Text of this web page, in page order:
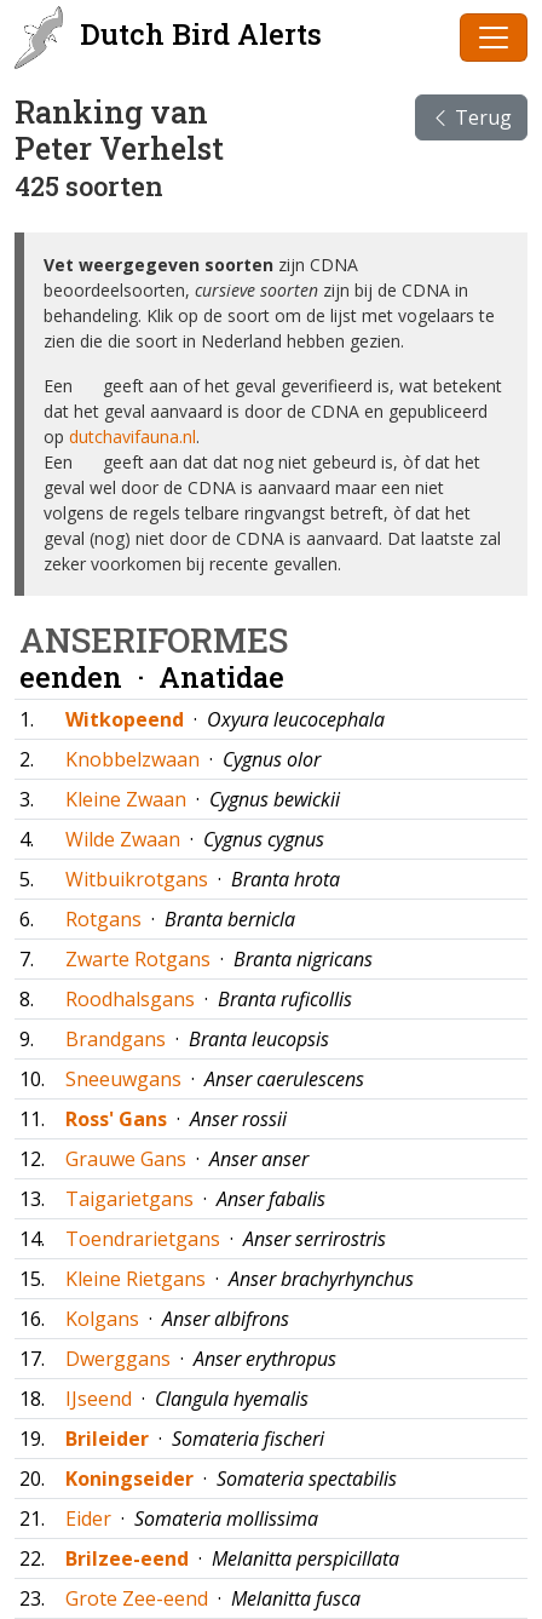
Dutch Bird Alerts
Ranking van
Peter Verhelst
425 soorten
Terug
Vet weergegeven soorten zijn CDNA
beoordeelsoorten, cursieve soorten zijn bij de CDNA in
behandeling. Klik op de soort om de lijst met vogelaars te
zien die die soort in Nederland hebben gezien.
Een ✅ geeft aan of het geval geverifieerd is, wat betekent
dat het geval aanvaard is door de CDNA en gepubliceerd
op dutchavifauna.nl.
Een ❌ geeft aan dat dat nog niet gebeurd is, òf dat het
geval wel door de CDNA is aanvaard maar een niet
volgens de regels telbare ringvangst betreft, òf dat het
geval (nog) niet door de CDNA is aanvaard. Dat laatste zal
zeker voorkomen bij recente gevallen.
ANSERIFORMES
eenden · Anatidae
1. Witkopeend · Oxyura leucocephala
2.
Knobbelzwaan · Cygnus olor
3.
Kleine Zwaan · Cygnus bewickii
4.
Wilde Zwaan · Cygnus cygnus
5.
Witbuikrotgans · Branta hrota
6.
Rotgans · Branta bernicla
7.
Zwarte Rotgans · Branta nigricans
8.
Roodhalsgans · Branta ruficollis
9.
Brandgans · Branta leucopsis
10.
Sneeuwgans ·Anser caerulescens
11.
Ross' Gans ·Anser rossii
12.
Grauwe Gans ·Anser anser
13.
Taigarietgans ·Anser fabalis
14.
Toendrarietgans ·Anser serrirostris
15.
Kleine Rietgans ·Anser brachyrhynchus
16.
Kolgans ·Anser albifrons
17.
Dwerggans ·Anser erythropus
18.
IJseend · Clangula hyemalis
19.
Brileider · Somateria fischeri
20.
Koningseider · Somateria spectabilis
21.
Eider · Somateria mollissima
22.
Brilzee-eend · Melanitta perspicillata
23.
Grote Zee-eend · Melanitta fusca